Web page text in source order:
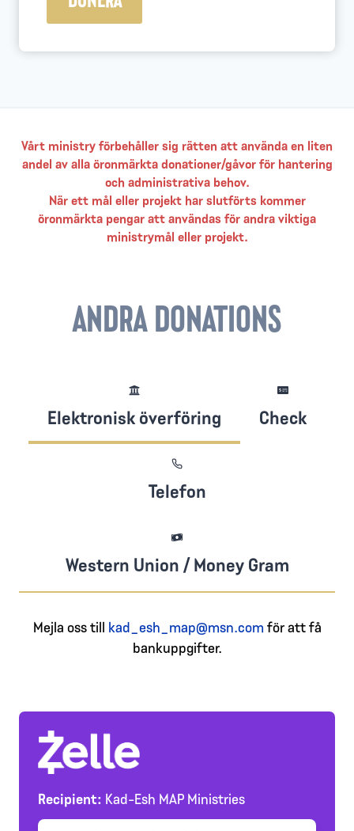
Vårt ministry förbehåller sig rätten att använda en liten
andel av alla öronmärkta donationer/gåvor för hantering
och administrativa behov.
När ett mål eller projekt har slutförts kommer
öronmärkta pengar att användas för andra viktiga
ministrymål eller projekt.
ANDRA DONATIONS
Elektronisk överföring Check
Telefon
Western Union / Money Gram
Mejla oss till kad_esh_map@msn.com för att få
bankuppgifter.
Recipient: Kad-Esh MAP Ministries